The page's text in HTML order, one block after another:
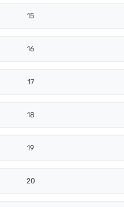
15
16
17
18
19
20